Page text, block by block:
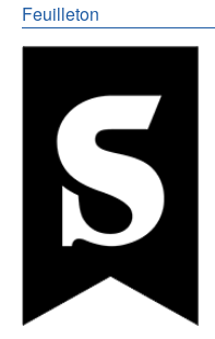
Feuilleton